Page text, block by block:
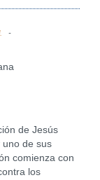
de Jesús
uno de sus
comienza con
los